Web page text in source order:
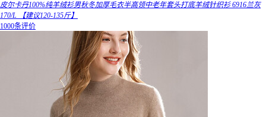
皮尔卡丹100%纯羊绒衫男秋冬加厚毛衣半高领中老年套头打底羊绒针织衫 6916兰灰
170/L 【建议120-135斤】
1000条评价